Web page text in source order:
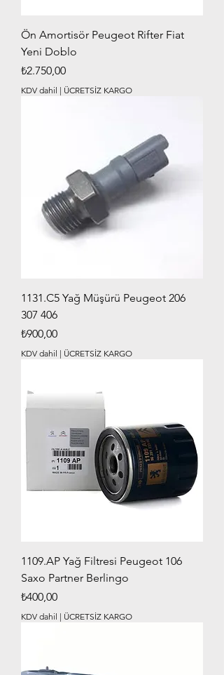
Ön Amortisör Peugeot Rifter Fiat
Yeni Doblo
Fiyat
₺2.750,00
KDV dahil | ÜCRETSİZ KARGO
1131.C5 Yağ Müşürü Peugeot 206
307 406
Fiyat
₺900,00
KDV dahil | ÜCRETSİZ KARGO
1109.AP Yağ Filtresi Peugeot 106
Saxo Partner Berlingo
Fiyat
₺400,00
KDV dahil | ÜCRETSİZ KARGO